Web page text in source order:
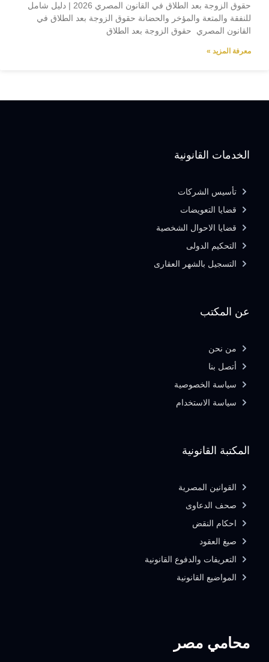
حقوق الزوجة بعد الطلاق في القانون المصري 2026 | دليل شامل
للنفقة والمتعة والمؤخر والحضانة حقوق الزوجة بعد الطلاق في
القانون المصري حقوق الزوجة بعد الطلاق
معرفة المزيد »
محامي مصر
المكتبة القانونية
القوانين المصرية
صحف الدعاوى
احكام النقض
صيغ العقود
التعريفات والدفوع القانونية
المواضيع القانونية
عن المكتب
من نحن
أتصل بنا
سياسة الخصوصية
سياسة الاستخدام
الخدمات القانونية
تأسيس الشركات
قضايا التعويضات
قضايا الاحوال الشخصية
التحكيم الدولى
التسجيل بالشهر العقارى